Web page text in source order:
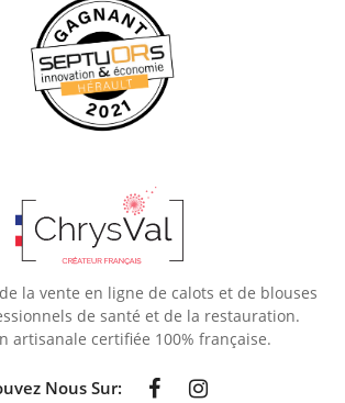
la vente en ligne de calots et de blouses
de santé et de la restauration.
artisanale certifiée 100% française.
Nous Sur: